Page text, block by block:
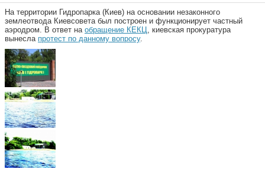
На территории Гидропарка (Киев) на основании незаконного
землеотвода Киевсовета был построен и функционирует частный
аэродром. В ответ на обращение КЕКЦ, киевская прокуратура
вынесла протест по данному вопросу.